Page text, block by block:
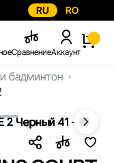
RU RO
СравнениеАккаунт
бадминтон